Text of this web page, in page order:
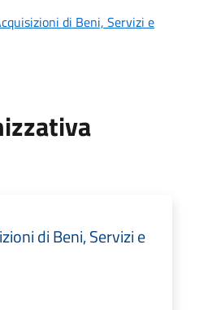
di Beni, Servizi e
di Beni, Servizi e